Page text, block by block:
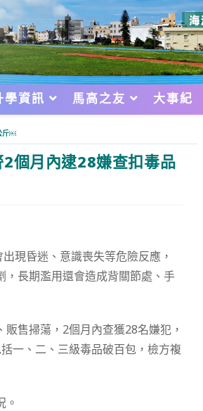
學資訊 馬高之友 大事紀
斤￼
個月內逮28嫌查扣毒品
現昏迷、意識喪失等危險反應，
長期濫用還會造成背關節處、手
售掃蕩，2個月內查獲28名嫌犯，
一、二、三級毒品破百包，檢方複
。